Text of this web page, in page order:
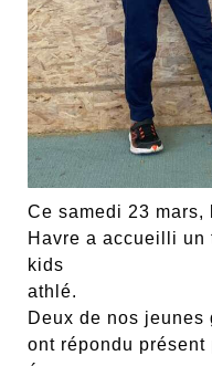
Ce samedi 23 mars,
Havre a accueilli un
kids
athlé.
Deux de nos jeunes
ont répondu